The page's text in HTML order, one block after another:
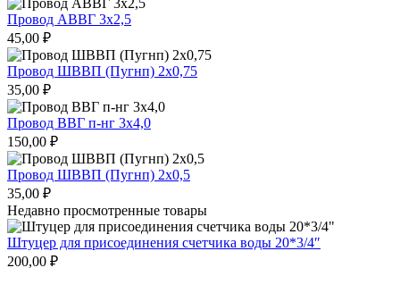
Провод АВВГ 3х2,5
45,00 ₽
Провод ШВВП (Пугнп) 2х0,75
35,00 ₽
Провод ВВГ п-нг 3х4,0
150,00 ₽
Провод ШВВП (Пугнп) 2х0,5
35,00 ₽
Недавно просмотренные товары
Штуцер для присоединения счетчика воды 20*3/4″
200,00 ₽